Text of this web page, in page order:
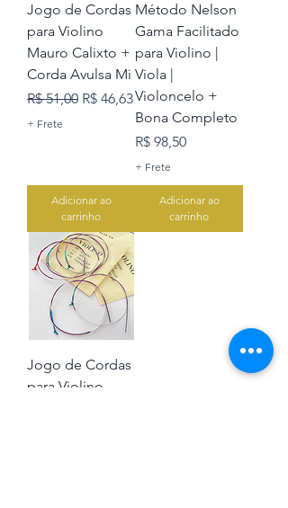
Jogo de Cordas
para Violino
Mauro Calixto +
Corda Avulsa Mi
Preço normal
R$ 51,00 Preço promocional
R$ 46,63
+ Frete
Adicionar ao
carrinho
Método Nelson
Gama Facilitado
para Violino |
Viola |
Violoncelo +
Bona Completo
Preço
R$ 98,50
+ Frete
Adicionar ao
carrinho
Jogo de Cordas
para Violino